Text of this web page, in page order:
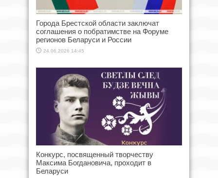
Города Брестской области заключат
соглашения о побратимстве на Форуме
регионов Беларуси и России
24.06.2026 14:45
Конкурс, посвященный творчеству
Максима Богдановича, проходит в
Беларуси